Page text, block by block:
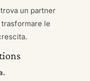
un partner
le